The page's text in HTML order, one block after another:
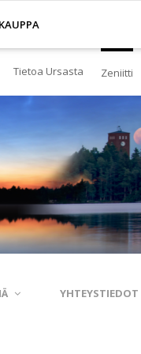
ja sanastoja
Yleistä Ursasta
Hallinto
Talous
Avoimet työpaikat
Esitteet ja raportit
Tietoa Ursasta Zeniitti
YHTEYSTIEDOT